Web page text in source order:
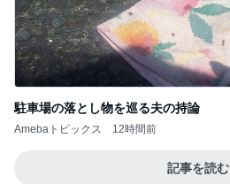
駐車場の落とし物を巡る夫の持論
Amebaトピックス 12時間前
記事を読む